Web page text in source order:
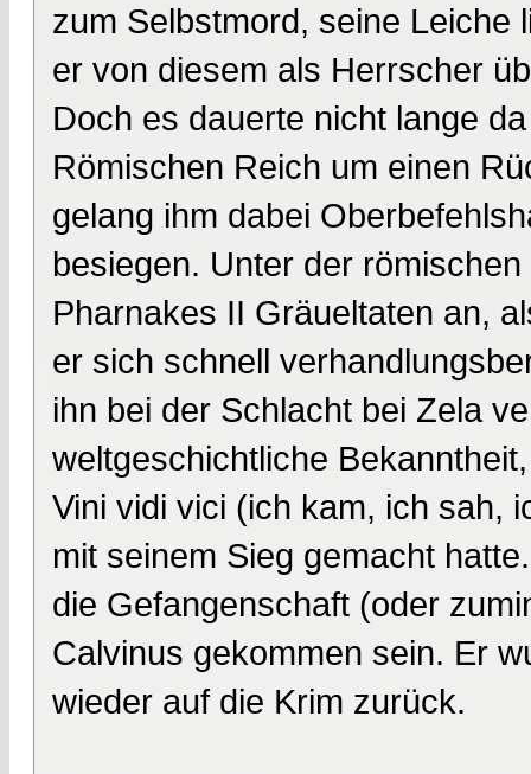
zum Selbstmord, seine Leiche
er von diesem als Herrscher
Doch es dauerte nicht lange
Römischen Reich um einen
gelang ihm dabei
besiegen. Unter der
Pharnakes II Gräueltaten an,
er sich schnell
ihn bei der Schlacht bei Zela
weltgeschichtliche
Vini vidi vici (ich kam, ich sah,
mit seinem Sieg gemacht
die Gefangenschaft (oder
Calvinus gekommen sein. Er
wieder auf die Krim zurück.